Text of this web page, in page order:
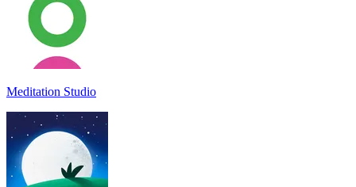
Meditation Studio